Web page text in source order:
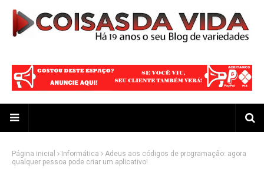
Página inicial Informática
Adeus aos códigos de programação: agora
qualquer pessoa pode criar um aplicativo!